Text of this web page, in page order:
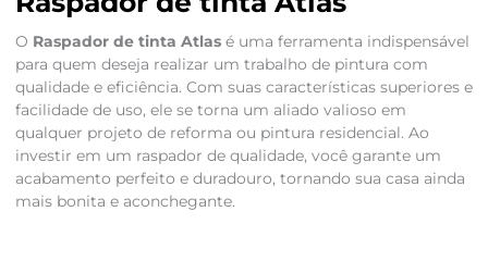
O Raspador de tinta Atlasé uma ferramenta indispensável
para quem deseja realizar um trabalho de pintura com
qualidade e eficiência. Com suas características superiores e
facilidade de uso, ele se torna um aliado valioso em
qualquer projeto de reforma ou pintura residencial. Ao
investir em um raspador de qualidade, você garante um
acabamento perfeito e duradouro, tornando sua casa ainda
mais bonita e aconchegante.